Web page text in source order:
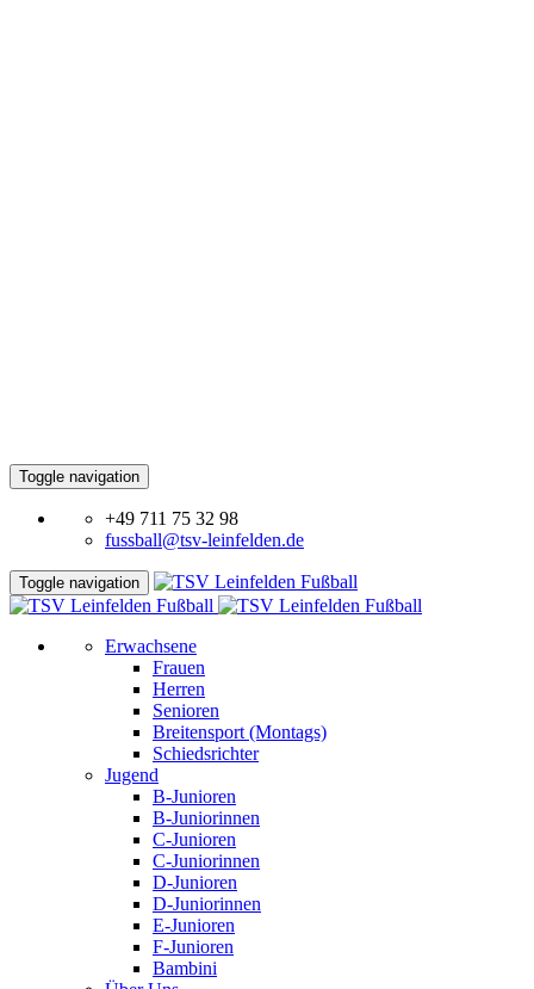
Toggle navigation
+49 711 75 32 98
fussball@tsv-leinfelden.de
Toggle navigation
Erwachsene
Frauen
Herren
Senioren
Breitensport (Montags)
Schiedsrichter
Jugend
B-Junioren
B-Juniorinnen
C-Junioren
C-Juniorinnen
D-Junioren
D-Juniorinnen
E-Junioren
F-Junioren
Bambini